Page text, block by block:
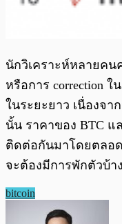
นักวิเคราะห์หลายคน
หรือการ correction
ในระยะยาว เนื่องจ
นั้น ราคาของ BTC
ติดต่อกันมาโดยตลอ
จะต้องมีการพักตัวบ้าง
bitcoin